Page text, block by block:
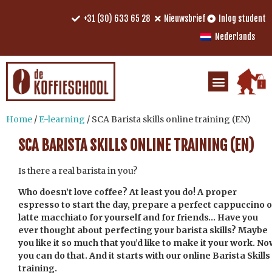
+31 (30) 633 65 28 Nieuwsbrief
Inlog student
Nederlands
Home / E-learning / SCA Barista skills online training (EN)
SCA BARISTA SKILLS ONLINE TRAINING (EN)
Is there a real barista in you?
Who doesn’t love coffee? At least you do! A proper
espresso to start the day, prepare a perfect cappuccino
latte macchiato for yourself and for friends… Have you
ever thought about perfecting your barista skills? Maybe
you like it so much that you’d like to make it your work.
you can do that. And it starts with our online Barista Skills
training.